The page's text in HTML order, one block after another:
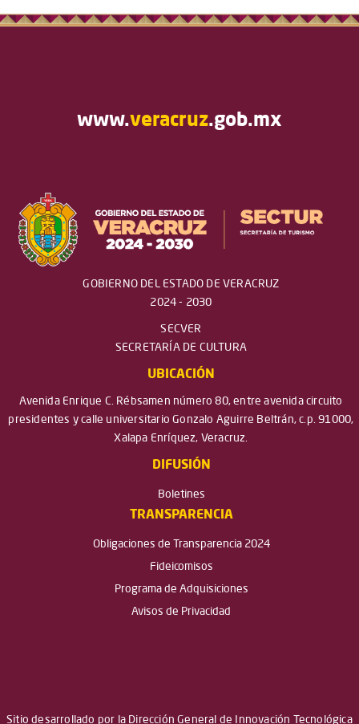
www.veracruz.gob.mx
GOBIERNO DEL ESTADO DE VERACRUZ
2024 - 2030
SECVER
SECRETARÍA DE CULTURA
UBICACIÓN
Avenida Enrique C. Rébsamen número 80, entre avenida circuito
presidentes y calle universitario Gonzalo Aguirre Beltrán, c.p. 91000,
Xalapa Enríquez, Veracruz.
DIFUSIÓN
Boletines
TRANSPARENCIA
Obligaciones de Transparencia 2024
Fideicomisos
Programa de Adquisiciones
Avisos de Privacidad
Sitio desarrollado por la Dirección General de Innovación Tecnológica